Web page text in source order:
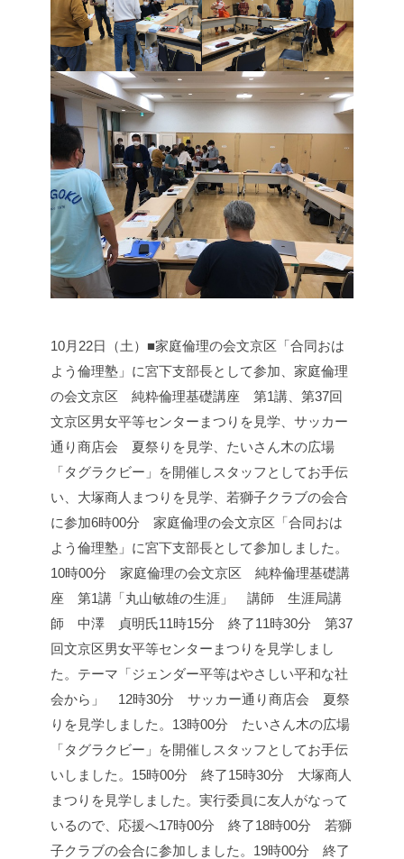
10月22日（土）■家庭倫理の会文京区「合同おは
よう倫理塾」に宮下支部長として参加、家庭倫理
の会文京区 純粋倫理基礎講座 第1講、第37回
文京区男女平等センターまつりを見学、サッカー
通り商店会 夏祭りを見学、たいさん木の広場
「タグラクビー」を開催しスタッフとしてお手伝
い、大塚商人まつりを見学、若獅子クラブの会合
に参加6時00分 家庭倫理の会文京区「合同おは
よう倫理塾」に宮下支部長として参加しました。
10時00分 家庭倫理の会文京区 純粋倫理基礎講
座 第1講 「丸山敏雄の生涯」 講師 生涯局講
師 中澤 貞明氏11時15分 終了11時30分 第37
回文京区男女平等センターまつりを見学しまし
た。 テーマ「ジェンダー平等はやさしい平和な社
会から」 12時30分 サッカー通り商店会 夏祭
りを見学しました。 13時00分 たいさん木の広場
「タグラクビー」を開催しスタッフとしてお手伝
いしました。 15時00分 終了15時30分 大塚商人
まつりを見学しました。 実行委員に友人がなって
いるので、応援へ17時00分 終了18時00分 若獅
子クラブの会合に参加しました。 19時00分 終了